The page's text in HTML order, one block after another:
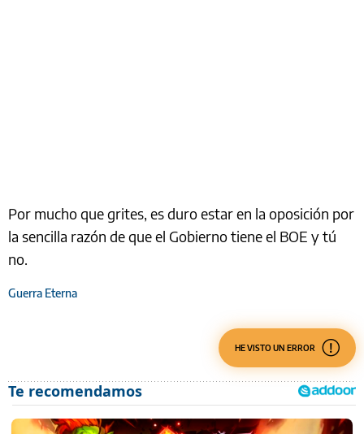
Por mucho que grites, es duro estar en la oposición por
la sencilla razón de que el Gobierno tiene el BOE y tú
no.
Guerra Eterna
HE VISTO UN ERROR